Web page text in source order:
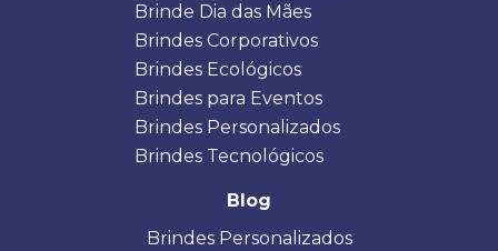
Brinde Dia das Mães
Brindes Corporativos
Brindes Ecológicos
Brindes para Eventos
Brindes Personalizados
Brindes Tecnológicos
Blog
Brindes Personalizados